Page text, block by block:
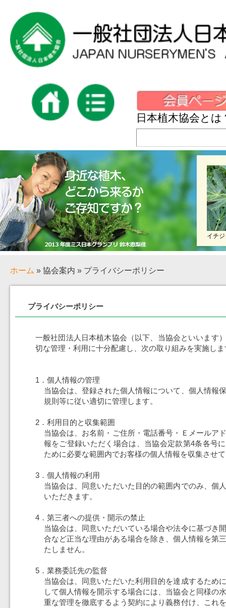
日本植木協会とは
イチ
ホーム » 協会案内 » プライバシーポリシー
プライバシーポリシー
一般社団法人日本植木協会（以下、当協会といいます
切な管理・利用に十分配慮し、次の取り組みを実施し
1．個人情報の管理
当協会は、登録された個人情報について、個人情報
規則等に従い適切に管理します。
2．利用目的と収集範囲
当協会は、お名前・ご住所・電話番号・Ｅメールア
報をご登録いただく場合は、当協会定款第4条各号
ために必要な範囲内でお客様の個人情報を収集させ
3．個人情報の利用
当協会は、同意いただいた目的の範囲内でのみ、個
いただきます。
4．第三者への提供・開示の禁止
当協会は、同意いただいている場合や法令に基づき
合など正当な理由がある場合を除き、個人情報を第
たしません。
5．業務委託先の監督
当協会は、同意いただいた利用目的を達成するため
して個人情報を開示する場合には、当協会と同様の
重な管理を徹底するよう契約により義務付け、これ